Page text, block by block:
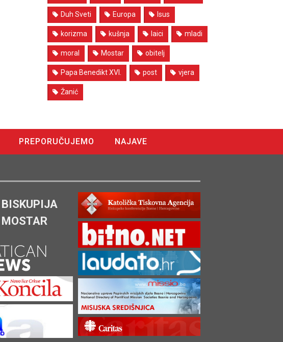
Duh Sveti Europa Isus
korizma kušnja laici mladi
moral Mostar obitelj
Papa Benedikt XVI. post vjera
Žanić
PREPORUČUJEMO
NAJAVE
BISKUPIJA
MOSTAR